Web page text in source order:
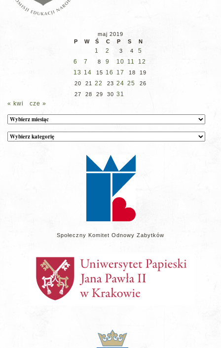
maj 2019
P
W Ś C P S N
1 2 3 4
5
6
7 8 9 10 11
12
13 14 15 16 17 18
19
20
21 22 23 24 25
26
27
28 29 30 31
« kwi
cze »
Archiwum
Kategorie
wpisów
Społeczny Komitet Odnowy Zabytków